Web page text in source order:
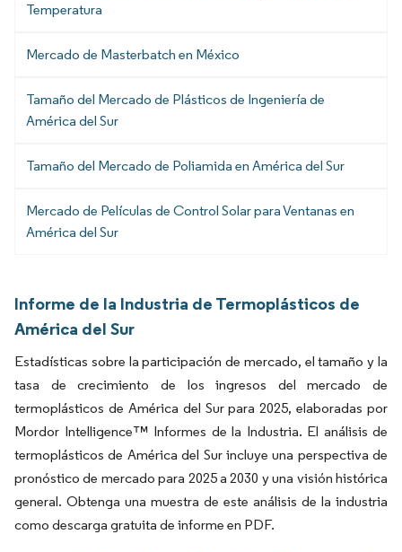
Temperatura
Mercado de Masterbatch en México
Tamaño del Mercado de Plásticos de Ingeniería de
América del Sur
Tamaño del Mercado de Poliamida en América del Sur
Mercado de Películas de Control Solar para Ventanas en
América del Sur
Informe de la Industria de Termoplásticos de
América del Sur
Estadísticas sobre la participación de mercado, el tamaño y la
tasa de crecimiento de los ingresos del mercado de
termoplásticos de América del Sur para 2025, elaboradas por
Mordor Intelligence™ Informes de la Industria. El análisis de
termoplásticos de América del Sur incluye una perspectiva de
pronóstico de mercado para 2025 a 2030 y una visión histórica
general. Obtenga una muestra de este análisis de la industria
como descarga gratuita de informe en PDF.